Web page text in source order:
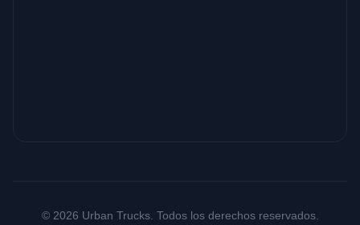
© 2026 Urban Trucks. Todos los derechos reservados.